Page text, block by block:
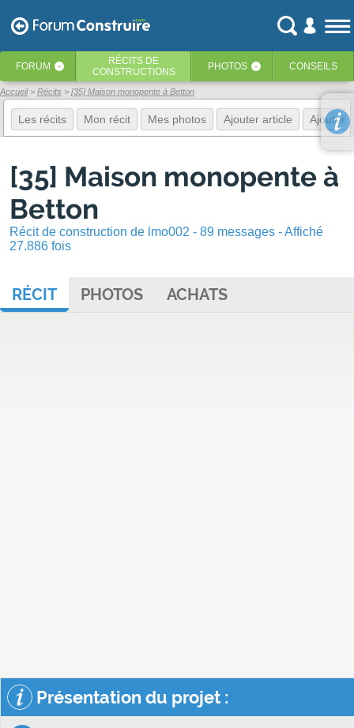
FORUM ‹ RÉCITS DE
CONSTRUCTIONS
PHOTOS ‹ CONSEILS
Accueil Récits [35] Maison monopente à Betton
Les récits Mon récit Mes photos Ajouter article Ajouter
[35] Maison monopente à
Betton
Récit de construction de lmo002 - 89 messages - Affiché
27.886 fois
RÉCIT PHOTOS ACHATS
Présentation du projet :